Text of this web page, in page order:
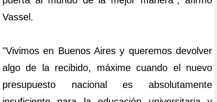
Vassel.
"Vivimos en Buenos Aires y queremos devolver
algo de la recibido, máxime cuando el nuevo
presupuesto nacional es absolutamente